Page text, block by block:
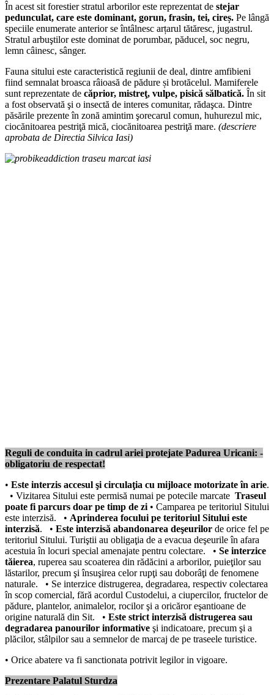
În acest sit forestier stratul arborilor este reprezentat de stejar
pedunculat, care este dominant, gorun, frasin, tei, cireș. Pe lângă
speciile enumerate anterior se întâlnesc arțarul tătăresc, jugastrul.
Stratul arbuştilor este dominat de porumbar, păducel, soc negru,
lemn câinesc, sânger.
Fauna sitului este caracteristică regiunii de deal, dintre amfibieni
fiind semnalat broasca râioasă de pădure și brotăcelul. Mamiferele
sunt reprezentate de căprior, mistreţ, vulpe, pisică sălbatică. În sit
a fost observată şi o insectă de interes comunitar, rădaşca. Dintre
păsările prezente în zonă amintim şorecarul comun, huhurezul mic,
ciocănitoarea pestriţă mică, ciocănitoarea pestriţă mare. (descriere
aprobata de Directia Silvica Iasi)
Reguli de conduita in cadrul ariei protejate Padurea Uricani: -
obligatoriu de respectat!
• Este interzis accesul şi circulaţia cu mijloace motorizate în arie.
• Vizitarea Sitului este permisă numai pe potecile marcate Traseul
poate fi parcurs doar pe timp de zi • Camparea pe teritoriul Sitului
este interzisă.
• Aprinderea focului pe teritoriul Sitului este
interzisă. • Este interzisă abandonarea deşeurilor de orice fel pe
teritoriul Sitului. Turiştii au obligaţia de a evacua deşeurile în afara
acestuia în locuri special amenajate pentru colectare.
• Se interzice
tăierea, ruperea sau scoaterea din rădăcini a arborilor, puieţilor sau
lăstarilor, precum şi însuşirea celor rupţi sau doborâţi de fenomene
naturale.
• Se interzice distrugerea, degradarea, respectiv colectarea
în scop comercial, fără acordul Custodelui, a ciupercilor, fructelor de
pădure, plantelor, animalelor, rocilor şi a oricăror eşantioane de
origine naturală din Sit.
• Este strict interzisă distrugerea sau
degradarea panourilor informative şi indicatoare, precum şi a
plăcilor, stâlpilor sau a semnelor de marcaj de pe traseele turistice.
• Orice abatere va fi sanctionata potrivit legilor in vigoare.
Prezentare Palatul Sturdza